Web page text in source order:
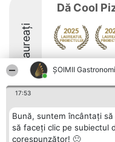
ȘOIMII
17:53
Bună, suntem încântați
să faceți clic pe subiectul
corespunzător! 🙂
Laureați
Dă Cool
Organizator Ranking
BRIGHT SOLUTIONS BR SRL